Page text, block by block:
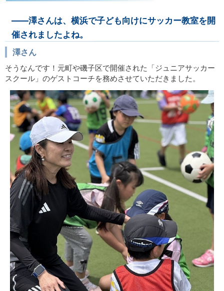
――澤さんは、横浜で子ども向けにサッカー教室を開
催されましたよね。
澤さん
そうなんです！元町や磯子区で開催された「ジュニアサッカー
スクール」のゲストコーチを務めさせていただきました。